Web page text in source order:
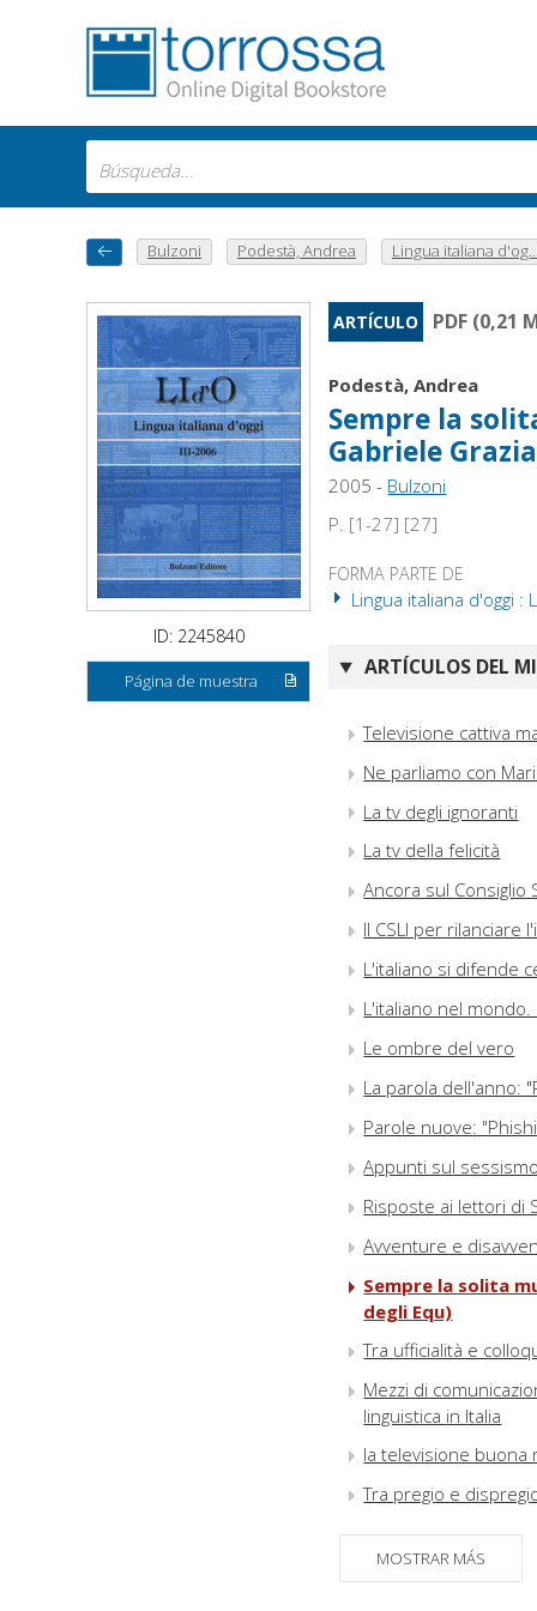
Bulzoni Podestà, Andrea Lingua italiana d'og...
ID: 2245840
Página de muestra
ARTÍCULO PDF (0,21
Podestà, Andrea
Sempre la
Gabriele
2005 - Bulzoni
P. [1-27] [27]
FORMA PARTE DE
Lingua italiana d'oggi :
ARTÍCULOS DEL
Televisione cattiva
Ne parliamo con
La tv degli ignoranti
La tv della felicità
Ancora sul Consiglio
Il CSLI per rilanciare
L'italiano si difende
L'italiano nel mondo.
Le ombre del vero
La parola dell'anno:
Parole nuove:
Appunti sul
Risposte ai lettori di
Avventure e
Sempre la solita
degli Equ)
Tra ufficialità e
Mezzi di
linguistica in Italia
la televisione buona
Tra pregio e
Il cinema civile non
del sole")
MOSTRAR MÁS